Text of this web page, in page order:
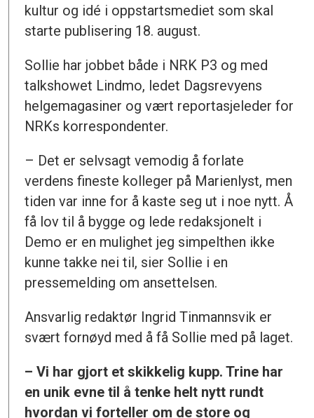
kultur og idé i oppstartsmediet som skal
starte publisering 18. august.
Sollie har jobbet både i NRK P3 og med
talkshowet Lindmo, ledet Dagsrevyens
helgemagasiner og vært reportasjeleder for
NRKs korrespondenter.
– Det er selvsagt vemodig å forlate
verdens fineste kolleger på Marienlyst, men
tiden var inne for å kaste seg ut i noe nytt. Å
få lov til å bygge og lede redaksjonelt i
Demo er en mulighet jeg simpelthen ikke
kunne takke nei til, sier Sollie i en
pressemelding om ansettelsen.
Ansvarlig redaktør Ingrid Tinmannsvik er
svært fornøyd med å få Sollie med på laget.
– Vi har gjort et skikkelig kupp. Trine har
en unik evne til å tenke helt nytt rundt
hvordan vi forteller om de store og